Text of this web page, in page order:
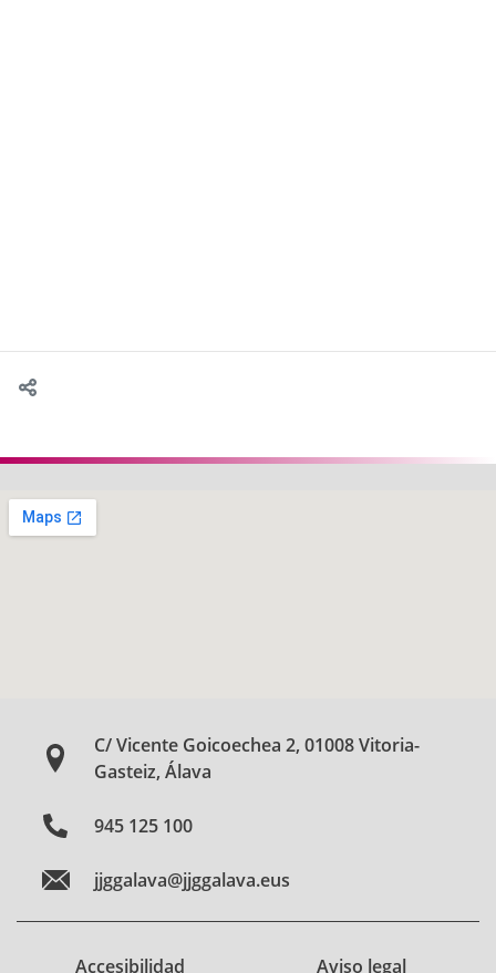
C/ Vicente Goicoechea 2, 01008 Vitoria-
Gasteiz, Álava
945 125 100
jjggalava@jjggalava.eus
Accesibilidad Aviso legal